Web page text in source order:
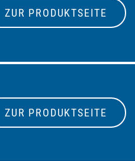
ZUR PRODUKTSEITE
ZUR PRODUKTSEITE